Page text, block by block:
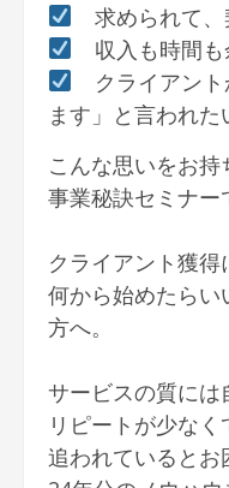
求められて、
収入も時間も
クライアント
ます」と言われた
こんな思いをお持
事業秘訣セミナー
クライアント獲得
何から始めたら
方へ。
サービスの質には
リピートが少な
追われているとお